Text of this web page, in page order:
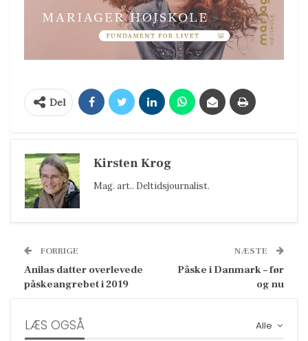
Del
Kirsten Krog
Mag. art.. Deltidsjournalist.
FORRIGE
Anilas datter overlevede
påskeangrebet i 2019
NÆSTE
Påske i Danmark – før
og nu
Alle
LÆS OGSÅ